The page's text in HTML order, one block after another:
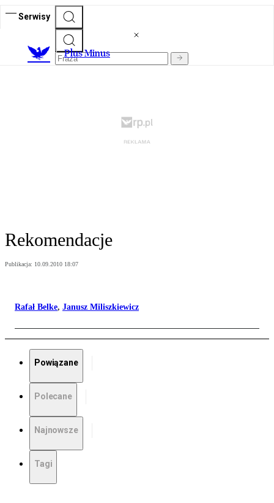
Serwisy
Plus Minus
Rekomendacje
Publikacja: 10.09.2010 18:07
Rafał Belke, Janusz Miliszkiewicz
Powiązane
Polecane
Najnowsze
Tagi